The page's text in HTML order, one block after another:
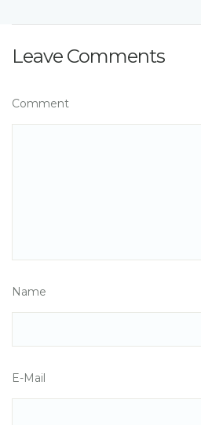
Leave Comments
Comment
Name
E-Mail